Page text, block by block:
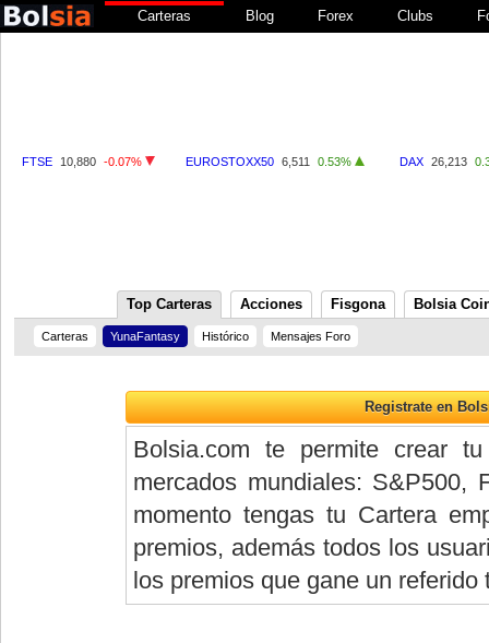
Carteras Blog Forex Clubs
FTSE 10,880 -0.07% EUROSTOXX50 6,511 0.53% DAX 26,213
Top Carteras Acciones Fisgona Bolsia
Carteras YunaFantasy Histórico Mensajes Foro
Bolsia.com te permite crear
mercados mundiales:
momento tengas tu Cartera
premios, además todos los
los premios que gane un